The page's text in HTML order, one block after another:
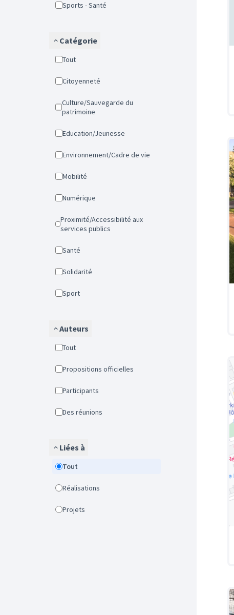
Sports - Santé
Catégorie
Tout
Citoyenneté
Culture/Sauvegarde du
patrimoine
Education/Jeunesse
Environnement/Cadre de vie
Mobilité
Numérique
Proximité/Accessibilité aux
services publics
Santé
Solidarité
Sport
Auteurs
Tout
Propositions officielles
Participants
Des réunions
Liées à
Tout
Réalisations
Projets